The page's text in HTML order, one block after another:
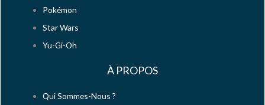
Pokémon
Star Wars
Yu-Gi-Oh
À PROPOS
Qui Sommes-Nous ?